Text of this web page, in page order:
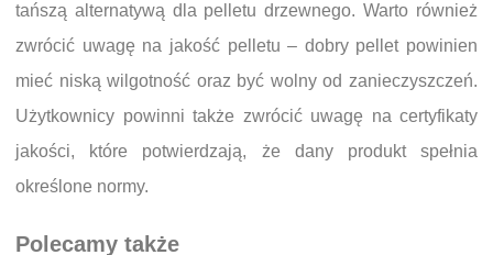
tańszą alternatywą dla pelletu drzewnego. Warto również
zwrócić uwagę na jakość pelletu – dobry pellet powinien
mieć niską wilgotność oraz być wolny od zanieczyszczeń.
Użytkownicy powinni także zwrócić uwagę na certyfikaty
jakości, które potwierdzają, że dany produkt spełnia
określone normy.
Polecamy także